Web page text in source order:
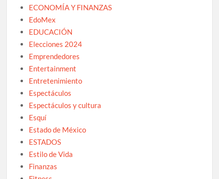
ECONOMÍA Y FINANZAS
EdoMex
EDUCACIÓN
Elecciones 2024
Emprendedores
Entertainment
Entretenimiento
Espectáculos
Espectáculos y cultura
Esquí
Estado de México
ESTADOS
Estilo de Vida
Finanzas